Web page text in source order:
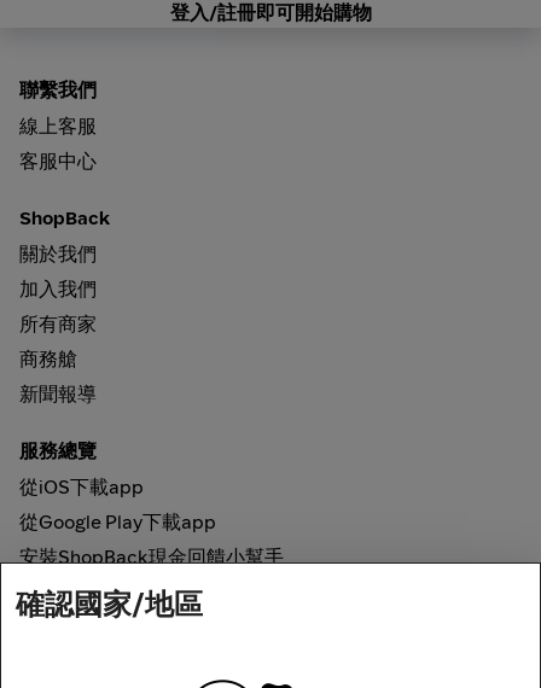
登入/註冊即可開始購物
聯繫我們
線上客服
客服中心
ShopBack
關於我們
加入我們
所有商家
商務艙
新聞報導
服務總覽
從iOS下載app
從Google Play下載app
安裝ShopBack現金回饋小幫手
如何運作
確認國家/地區